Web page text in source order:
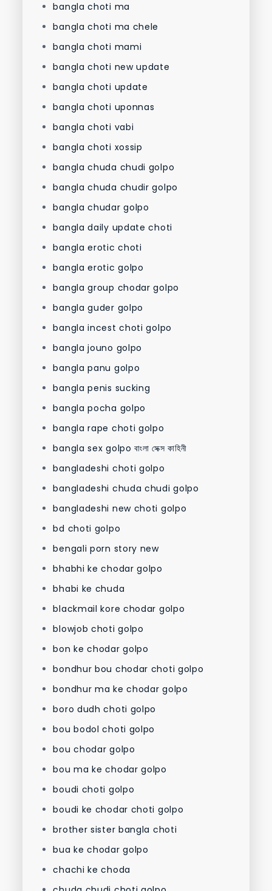
bangla choti ma
bangla choti ma chele
bangla choti mami
bangla choti new update
bangla choti update
bangla choti uponnas
bangla choti vabi
bangla choti xossip
bangla chuda chudi golpo
bangla chuda chudir golpo
bangla chudar golpo
bangla daily update choti
bangla erotic choti
bangla erotic golpo
bangla group chodar golpo
bangla guder golpo
bangla incest choti golpo
bangla jouno golpo
bangla panu golpo
bangla penis sucking
bangla pocha golpo
bangla rape choti golpo
bangla sex golpo বাংলা সেক্স কাহিনী
bangladeshi choti golpo
bangladeshi chuda chudi golpo
bangladeshi new choti golpo
bd choti golpo
bengali porn story new
bhabhi ke chodar golpo
bhabi ke chuda
blackmail kore chodar golpo
blowjob choti golpo
bon ke chodar golpo
bondhur bou chodar choti golpo
bondhur ma ke chodar golpo
boro dudh choti golpo
bou bodol choti golpo
bou chodar golpo
bou ma ke chodar golpo
boudi choti golpo
boudi ke chodar choti golpo
brother sister bangla choti
bua ke chodar golpo
chachi ke choda